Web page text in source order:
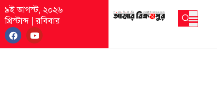
৯ই আগস্ট, ২০২৬
খ্রিস্টাব্দ|রবিবার